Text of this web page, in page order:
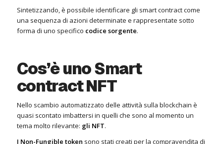
Sintetizzando, è possibile identificare gli smart contract come
una sequenza di azioni determinate e rappresentate sotto
forma di uno specifico codice sorgente.
Cos’è uno Smart
contract NFT
Nello scambio automatizzato delle attività sulla blockchain è
quasi scontato imbattersi in quelli che sono al momento un
tema molto rilevante: gli NFT.
I Non-Fungible token sono stati creati per la compravendita di